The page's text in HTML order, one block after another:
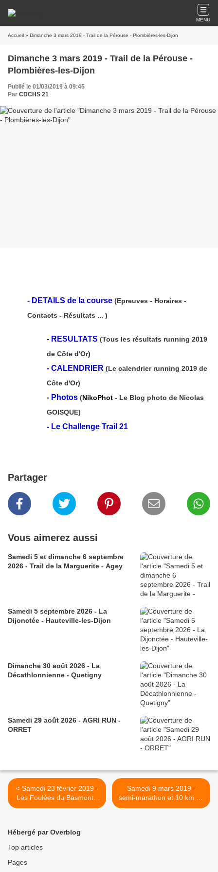
MENU
Accueil » Dimanche 3 mars 2019 - Trail de la Pérouse - Plombières-les-Dijon
Dimanche 3 mars 2019 - Trail de la Pérouse -
Plombières-les-Dijon
Publié le 01/03/2019 à 09:45
Par CDCHS 21
- DETAILS de la course (Epreuves - Horaires -
Contacts - Résultats ... )
- RESULTATS (Tous les résultats running 2019
de Côte d'Or)
- CALENDRIER (Le calendrier running 2019 de
Côte d'Or)
- Photos (NikoPhot - Le Blog photo de Nicolas
GOISQUE)
- Le Challenge Trail 21
Partager
Vous aimerez aussi
Samedi 5 et dimanche 6 septembre
2026 - Trail de la Marguerite - Agey
Samedi 5 septembre 2026 - La
Dijonctée - Hauteville-les-Dijon
Dimanche 30 août 2026 - La
Décathlonnienne - Quetigny
Samedi 29 août 2026 - AGRI RUN -
ORRET
< Samedi 23 février 2019 -
Les Foulées du Basmont -
Ruffey-les-Echirey
Samedi 9 mars 2019 -
semi-marathon et 10 km de
la Vente des vins - Nuits-
Hébergé par Overblog
Top articles
Pages